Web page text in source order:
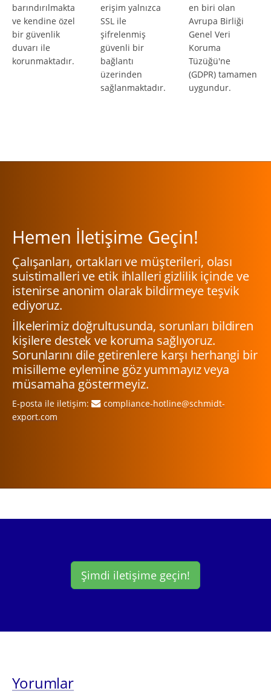
barındırılmakta
ve kendine özel
bir güvenlik
duvarı ile
korunmaktadır.
erişim yalnızca
SSL ile
şifrelenmiş
güvenli bir
bağlantı
üzerinden
sağlanmaktadır.
en biri olan
Avrupa Birliği
Genel Veri
Koruma
Tüzüğü'ne
(GDPR) tamamen
uygundur.
Hemen İletişime Geçin!
Çalışanları, ortakları ve müşterileri, olası
suistimalleri ve etik ihlalleri gizlilik içinde ve
istenirse anonim olarak bildirmeye teşvik
ediyoruz.
İlkelerimiz doğrultusunda, sorunları bildiren
kişilere destek ve koruma sağlıyoruz.
Sorunlarını dile getirenlere karşı herhangi bir
misilleme eylemine göz yummayız veya
müsamaha göstermeyiz.
E-posta ile iletişim:
compliance-hotline@schmidt-
export.com
Şimdi iletişime geçin!
Yorumlar